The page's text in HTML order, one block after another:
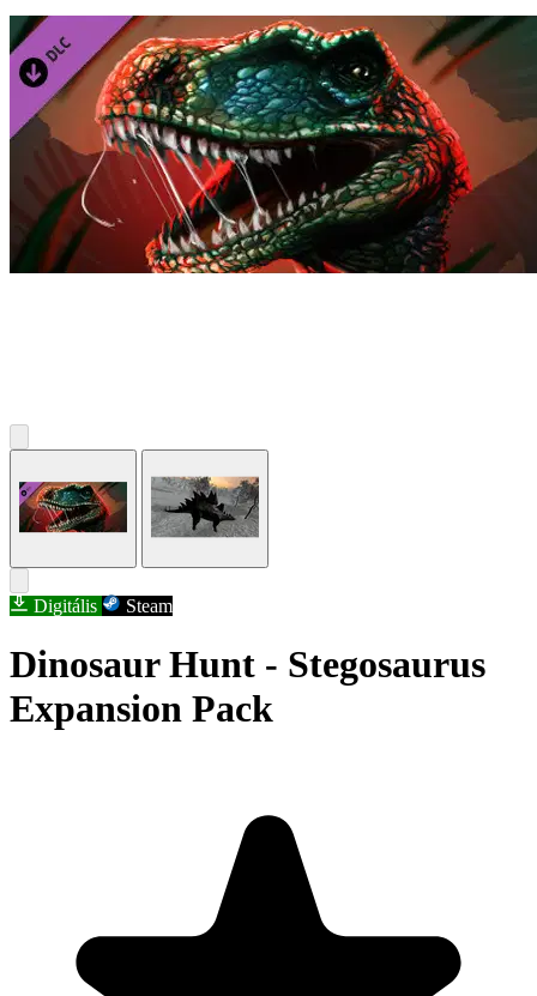
Digitális Steam
Dinosaur Hunt - Stegosaurus
Expansion Pack